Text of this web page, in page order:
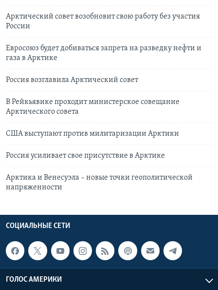
Арктический совет возобновит свою работу без участия
России
Евросоюз будет добиваться запрета на разведку нефти и
газа в Арктике
Россия возглавила Арктический совет
В Рейкьявике проходит министерское совещание
Арктического совета
США выступают против милитаризации Арктики
Россия усиливает свое присутствие в Арктике
Арктика и Венесуэла – новые точки геополитической
напряженности
СОЦИАЛЬНЫЕ СЕТИ
ГОЛОС АМЕРИКИ